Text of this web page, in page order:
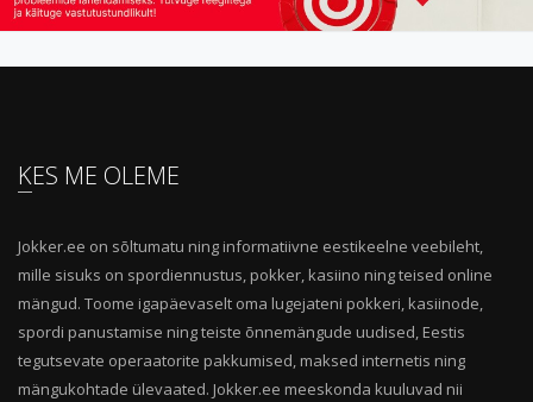
KES ME OLEME
Jokker.ee on sõltumatu ning informatiivne eestikeelne veebileht,
mille sisuks on spordiennustus, pokker, kasiino ning teised online
mängud. Toome igapäevaselt oma lugejateni pokkeri, kasiinode,
spordi panustamise ning teiste õnnemängude uudised, Eestis
tegutsevate operaatorite pakkumised, maksed internetis ning
mängukohtade ülevaated. Jokker.ee meeskonda kuuluvad nii